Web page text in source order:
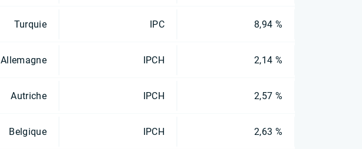
Turquie IPC 8,94 %
Allemagne IPCH 2,14 %
Autriche IPCH 2,57 %
Belgique IPCH 2,63 %